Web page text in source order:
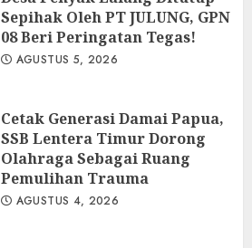
Sepihak Oleh PT JULUNG, GPN
08 Beri Peringatan Tegas!
AGUSTUS 5, 2026
Cetak Generasi Damai Papua,
SSB Lentera Timur Dorong
Olahraga Sebagai Ruang
Pemulihan Trauma
AGUSTUS 4, 2026